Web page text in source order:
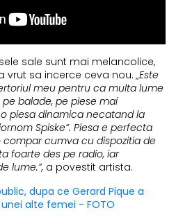
sale sunt mai melancolice,
sa incerce ceva nou. „Este
meu pentru ca multa lume
balade, pe piese mai
piesa dinamica necatand la
Spiske”. Piesa e perfecta
cumva cu dispozitia de
foarte des pe radio, iar
lume.”, a povestit artista.
dupa ce Gerard Pique a
alte femei - FOTO